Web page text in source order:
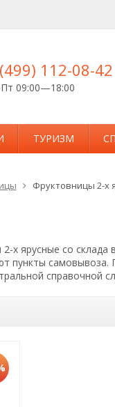
112-08-42
09:00—18:00
ТУРИЗМ
Фруктовницы 2-х
х ярусные со
пункты
справочной